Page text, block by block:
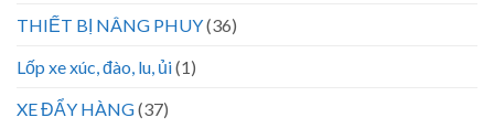
THIẾT BỊ NÂNG PHUY(36)
Lốp xe xúc, đào, lu, ủi(1)
XE ĐẨY HÀNG(37)